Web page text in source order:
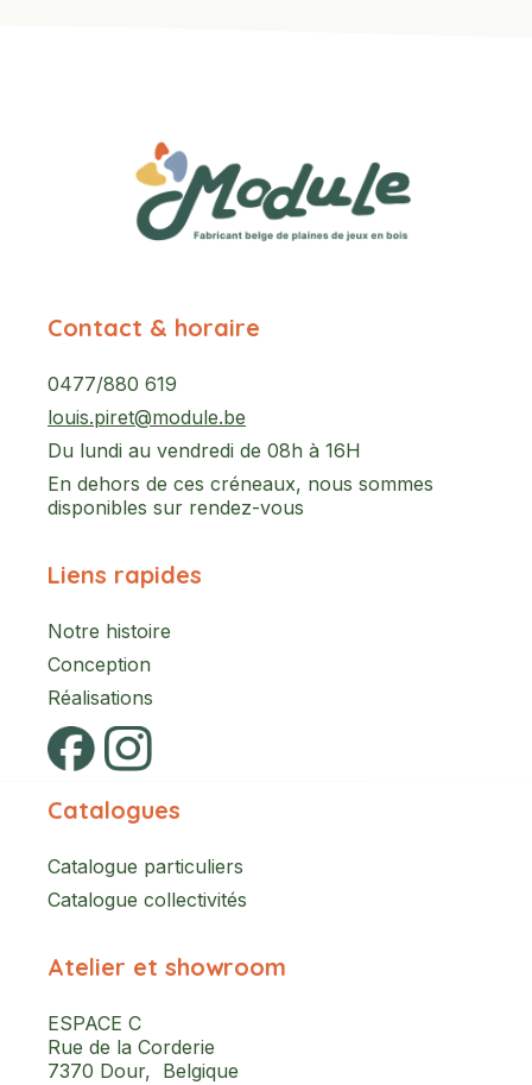
Contact & horaire
0477/880 619
louis.piret@module.be
Du lundi au vendredi de 08h à 16H
En dehors de ces créneaux, nous sommes
disponibles sur rendez-vous
Liens rapides
Notre histoire
Conception
Réalisations
Catalogues
Catalogue particuliers
Catalogue collectivités
Atelier et showroom
ESPACE C
Rue de la Corderie
7370 Dour, Belgique